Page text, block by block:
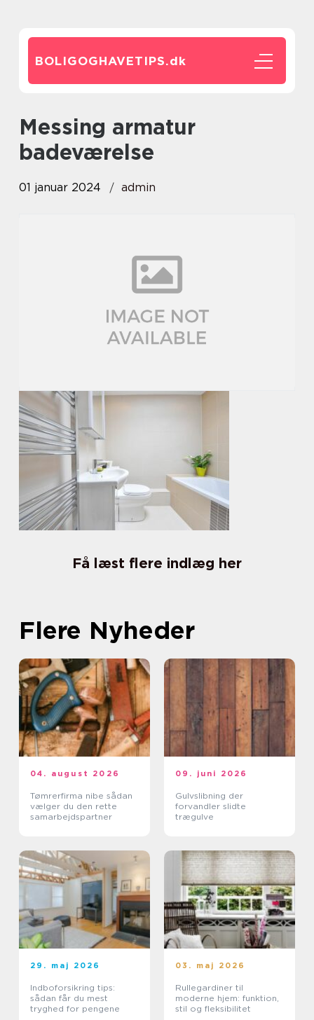
BOLIGOGHAVETIPS.dk
messing armatur
badeværelse
01 januar 2024 admin
Få læst flere indlæg her
Flere Nyheder
04. august 2026
Tømrerfirma nibe sådan
vælger du den rette
samarbejdspartner
09. juni 2026
Gulvslibning der
forvandler slidte
trægulve
29. maj 2026
Indboforsikring tips:
sådan får du mest
tryghed for pengene
03. maj 2026
Rullegardiner til
moderne hjem: funktion,
stil og fleksibilitet